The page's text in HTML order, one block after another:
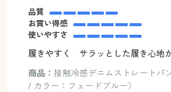
品質
お買い得感
使いやすさ
履きやすく サラッとした履き心地
商品： 接触冷感デニムストレートパ
/ カラー：フェードブルー）